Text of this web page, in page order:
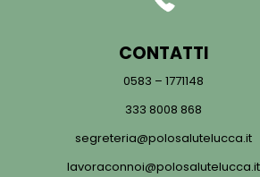
CONTATTI
0583 – 1771148
333 8008 868
segreteria@polosalutelucca.it
lavoraconnoi@polosalutelucca.it